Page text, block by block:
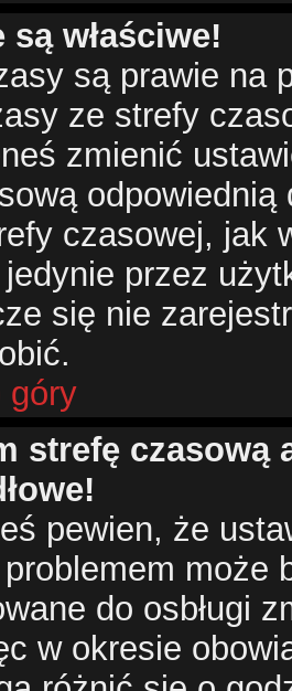
są właściwe!
są prawie na
ze strefy
zmienić
czasowej, jak
przez
się nie
góry
strefę czasową
pewien, że
może
do osbługi
w okresie